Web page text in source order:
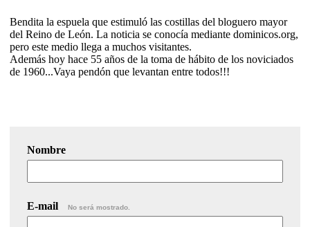
Bendita la espuela que estimuló las costillas del bloguero mayor
del Reino de León. La noticia se conocía mediante dominicos.org,
pero este medio llega a muchos visitantes.
Además hoy hace 55 años de la toma de hábito de los noviciados
de 1960...Vaya pendón que levantan entre todos!!!
Nombre
E-mail No será mostrado.